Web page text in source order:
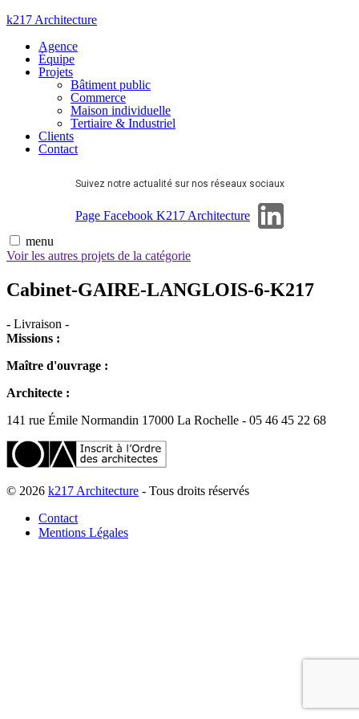
Aller
contenu
k217 Architecture
Agence
Équipe
Projets
Bâtiment public
Commerce
Maison individuelle
Tertiaire & Industriel
Clients
Contact
Suivez notre actualité sur nos réseaux sociaux
Page Facebook K217 Architecture
menu
Voir les autres projets de la catégorie
Cabinet-GAIRE-LANGLOIS-6-K217
- Livraison -
Missions :
Maître d'ouvrage :
Architecte :
141 rue Émile Normandin 17000 La Rochelle - 05 46 45 22 68
© 2026 k217 Architecture - Tous droits réservés
Contact
Mentions Légales